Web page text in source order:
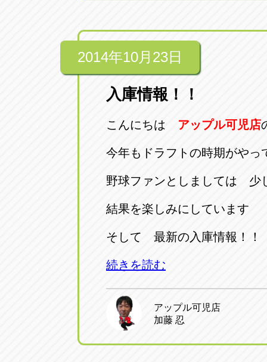
2014年10月23日
入庫情報！！
こんにちは アップル可児店
今年もドラフトの時期がやっ
野球ファンとしましては 少
結果を楽しみにしています
そして 最新の入庫情報！！
続きを読む
アップル可児店
加藤 忍